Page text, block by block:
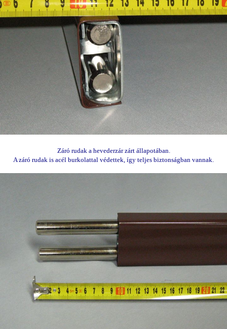
Záró rudak a hevederzár zárt állapotában.
A záró rudak is acél burkolattal védettek, így teljes biztonságban vannak.